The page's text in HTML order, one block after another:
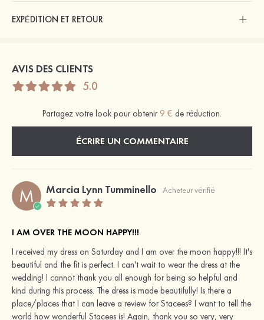
EXPÉDITION ET RETOUR
AVIS DES CLIENTS
5.0
Partagez votre look pour obtenir 9 € de réduction.
ÉCRIRE UN COMMENTAIRE
M Marcia Lynn Tumminello Acheteur vérifié
I AM OVER THE MOON HAPPY!!!
I received my dress on Saturday and I am over the moon happy!!! It's
beautiful and the fit is perfect. I can't wait to wear the dress at the
wedding! I cannot thank you all enough for being so helpful and
kind during this process. The dress is made beautifully! Is there a
place/places that I can leave a review for Stacees? I want to tell the
world how wonderful Stacees is! Again, thank you so very, very